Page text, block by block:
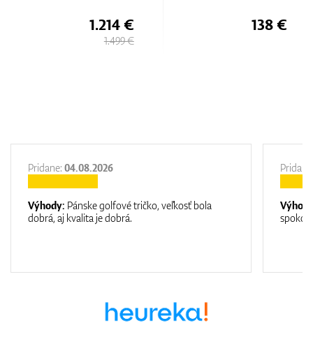
Darčekové poukážky
1.214 €
1.499 €
138 €
Pridane: 04.08.2026
Výhody: Pánske golfové tričko, veľkosť bola
dobrá, aj kvalita je dobrá.